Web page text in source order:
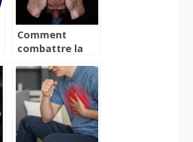
Comment
combattre la